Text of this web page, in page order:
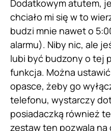
Dodatkowym atutem,
chciało mi się w to
budzi mnie nawet o
alarmu). Niby nic, ale
lubi być budzony o tej
funkcja. Można
opasce, żeby go
telefonu, wystarczy
posiadaczką również
zestaw ten pozwala